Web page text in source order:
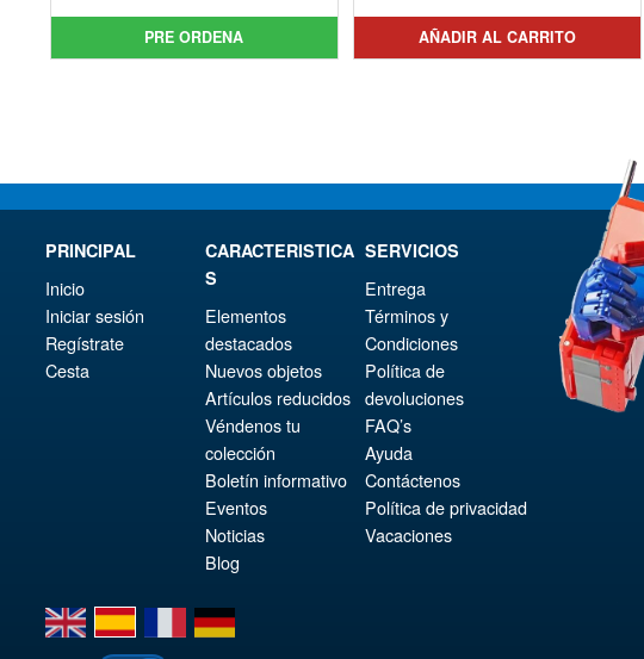
original
era:
precio
actual
PRE ORDENA
original
era:
precio
actual
AÑADIR AL CARRITO
PRINCIPAL
Inicio
Iniciar sesión
Regístrate
Cesta
CARACTERISTICA
S
Elementos
destacados
Nuevos objetos
Artículos reducidos
Véndenos tu
colección
Boletín informativo
Eventos
Noticias
Blog
SERVICIOS
Entrega
Términos y
Condiciones
Política de
devoluciones
FAQ’s
Ayuda
Contáctenos
Política de privacidad
Vacaciones
en es fr de